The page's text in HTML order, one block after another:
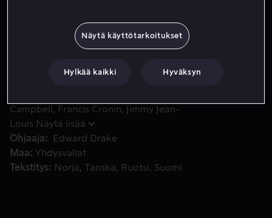
itsenäisyyspäivän juhlallisuuksien turvaajana muuttuu
kilpailuksi aikaa vastaan kun hän yrittää estää
Campbell
Francis Cronin
Jimmy Jean-
Louis Näytä lisää
Ohjaaja
Edward Drake
Maa
Yhdysvallat
Tekstitys
Norja Tanska Ruotsi Suomi
Näytä käyttötarkoitukset
Hylkää kaikki Hyväksyn